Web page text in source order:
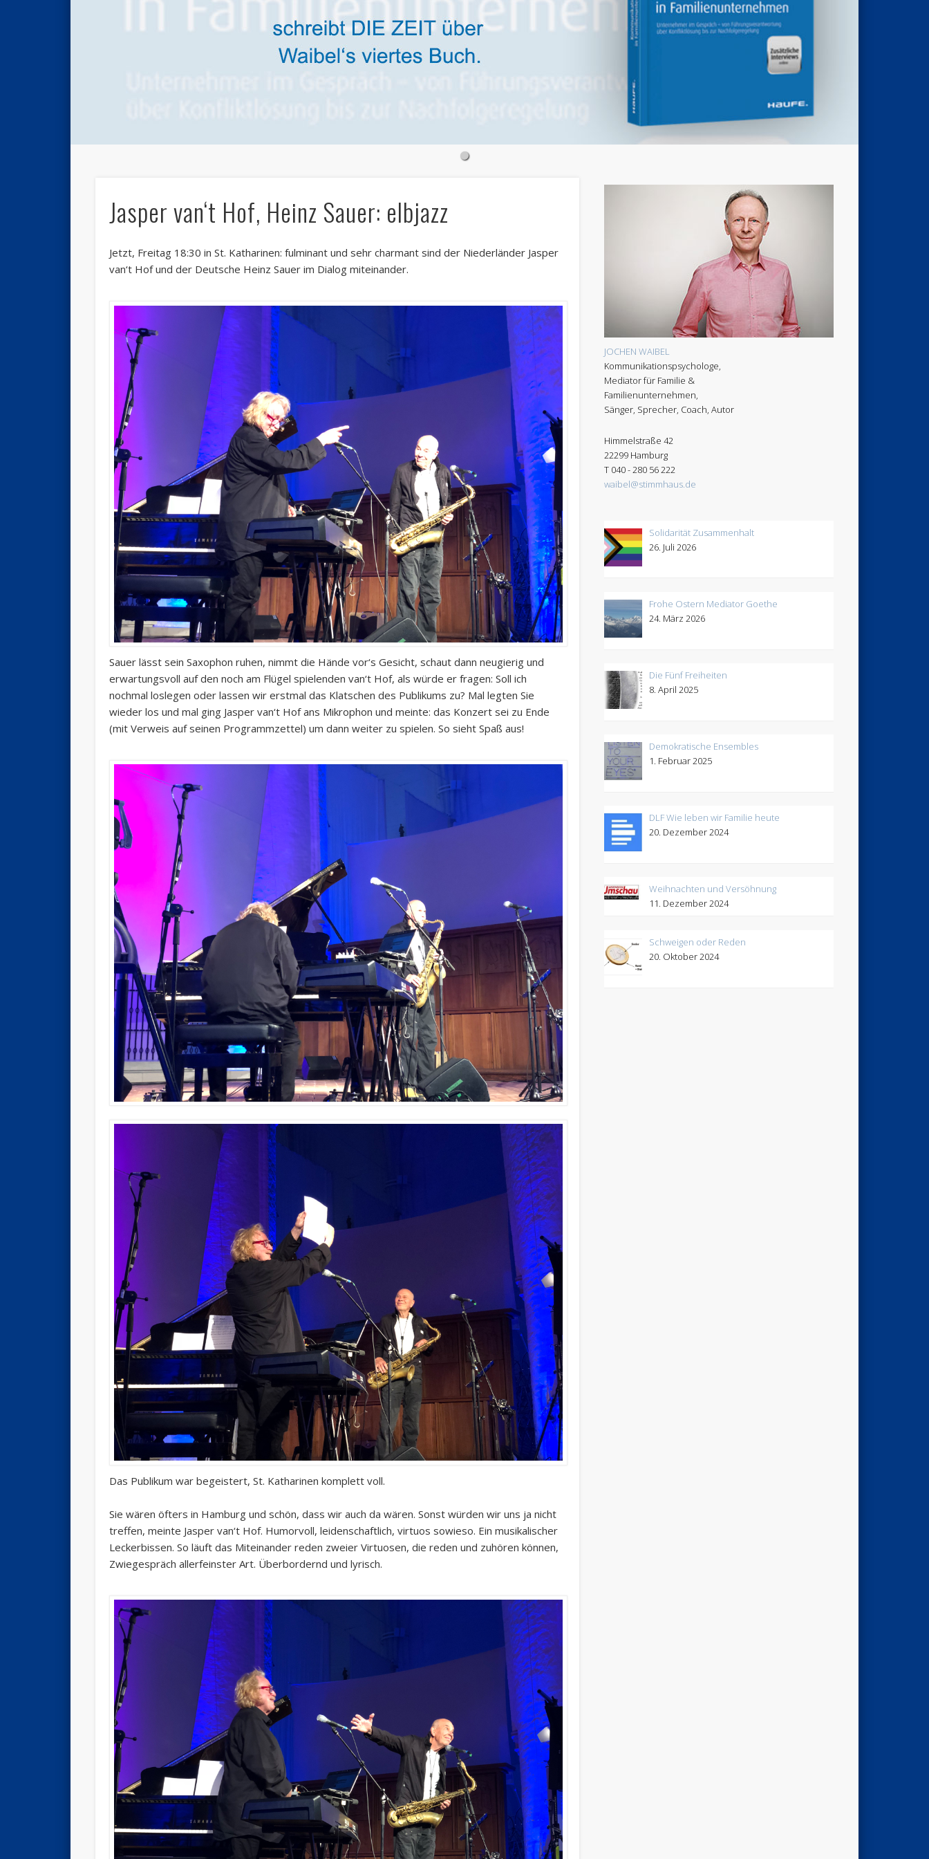
Jasper van‘t Hof, Heinz Sauer: elbjazz
Jetzt, Freitag 18:30 in St. Katharinen: fulminant und sehr charmant sind der Niederländer Jasper
van‘t Hof und der Deutsche Heinz Sauer im Dialog miteinander.
Sauer lässt sein Saxophon ruhen, nimmt die Hände vor‘s Gesicht, schaut dann neugierig und
erwartungsvoll auf den noch am Flügel spielenden van‘t Hof, als würde er fragen: Soll ich
nochmal loslegen oder lassen wir erstmal das Klatschen des Publikums zu? Mal legten Sie
wieder los und mal ging Jasper van‘t Hof ans Mikrophon und meinte: das Konzert sei zu Ende
(mit Verweis auf seinen Programmzettel) um dann weiter zu spielen. So sieht Spaß aus!
Das Publikum war begeistert, St. Katharinen komplett voll.
Sie wären öfters in Hamburg und schön, dass wir auch da wären. Sonst würden wir uns ja nicht
treffen, meinte Jasper van‘t Hof. Humorvoll, leidenschaftlich, virtuos sowieso. Ein musikalischer
Leckerbissen. So läuft das Miteinander reden zweier Virtuosen, die reden und zuhören können,
Zwiegespräch allerfeinster Art. Überbordernd und lyrisch.
JOCHEN WAIBEL
Kommunikationspsychologe,
Mediator für Familie &
Familienunternehmen,
Sänger, Sprecher, Coach, Autor
Himmelstraße 42
22299 Hamburg
T 040 - 280 56 222
waibel@stimmhaus.de
Solidarität Zusammenhalt
26. Juli 2026
Frohe Ostern Mediator Goethe
24. März 2026
Die Fünf Freiheiten
8. April 2025
Demokratische Ensembles
1. Februar 2025
DLF Wie leben wir Familie heute
20. Dezember 2024
Weihnachten und Versöhnung
11. Dezember 2024
Schweigen oder Reden
20. Oktober 2024